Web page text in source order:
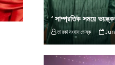
‘ সাম্প্রতিক সময়ে
তারকা সংবাদ ডেস্ক